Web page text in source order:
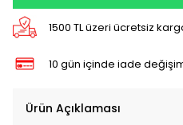
1500 TL üzeri ücretsiz
10 gün içinde iade
Ürün Açıklaması